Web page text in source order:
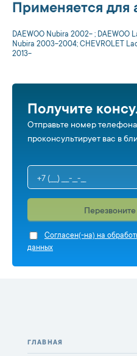
Применяется для
DAEWOO Nubira 2002- ; DAEWOO
Nubira 2003-2004; CHEVROLET
2013-
Получите
Отправьте номер
проконсультирует вас в
Cогласен(-на) на
данных
ГЛАВНАЯ